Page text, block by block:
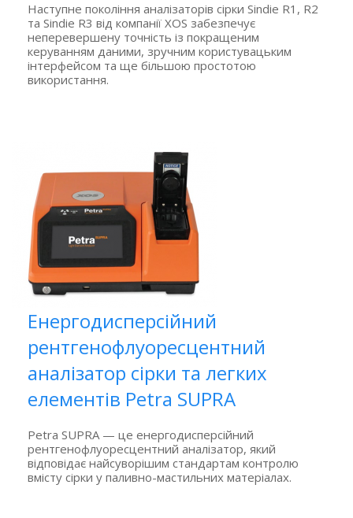
Наступне покоління аналізаторів сірки Sindie R1, R2
та Sindie R3 від компанії XOS забезпечує
неперевершену точність із покращеним
керуванням даними, зручним користувацьким
інтерфейсом та ще більшою простотою
використання.
Енергодисперсійний
рентгенофлуоресцентний
аналізатор сірки та легких
елементів Petra SUPRA
Petra SUPRA — це енергодисперсійний
рентгенофлуоресцентний аналізатор, який
відповідає найсуворішим стандартам контролю
вмісту сірки у паливно-мастильних матеріалах.